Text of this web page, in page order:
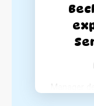
Manager